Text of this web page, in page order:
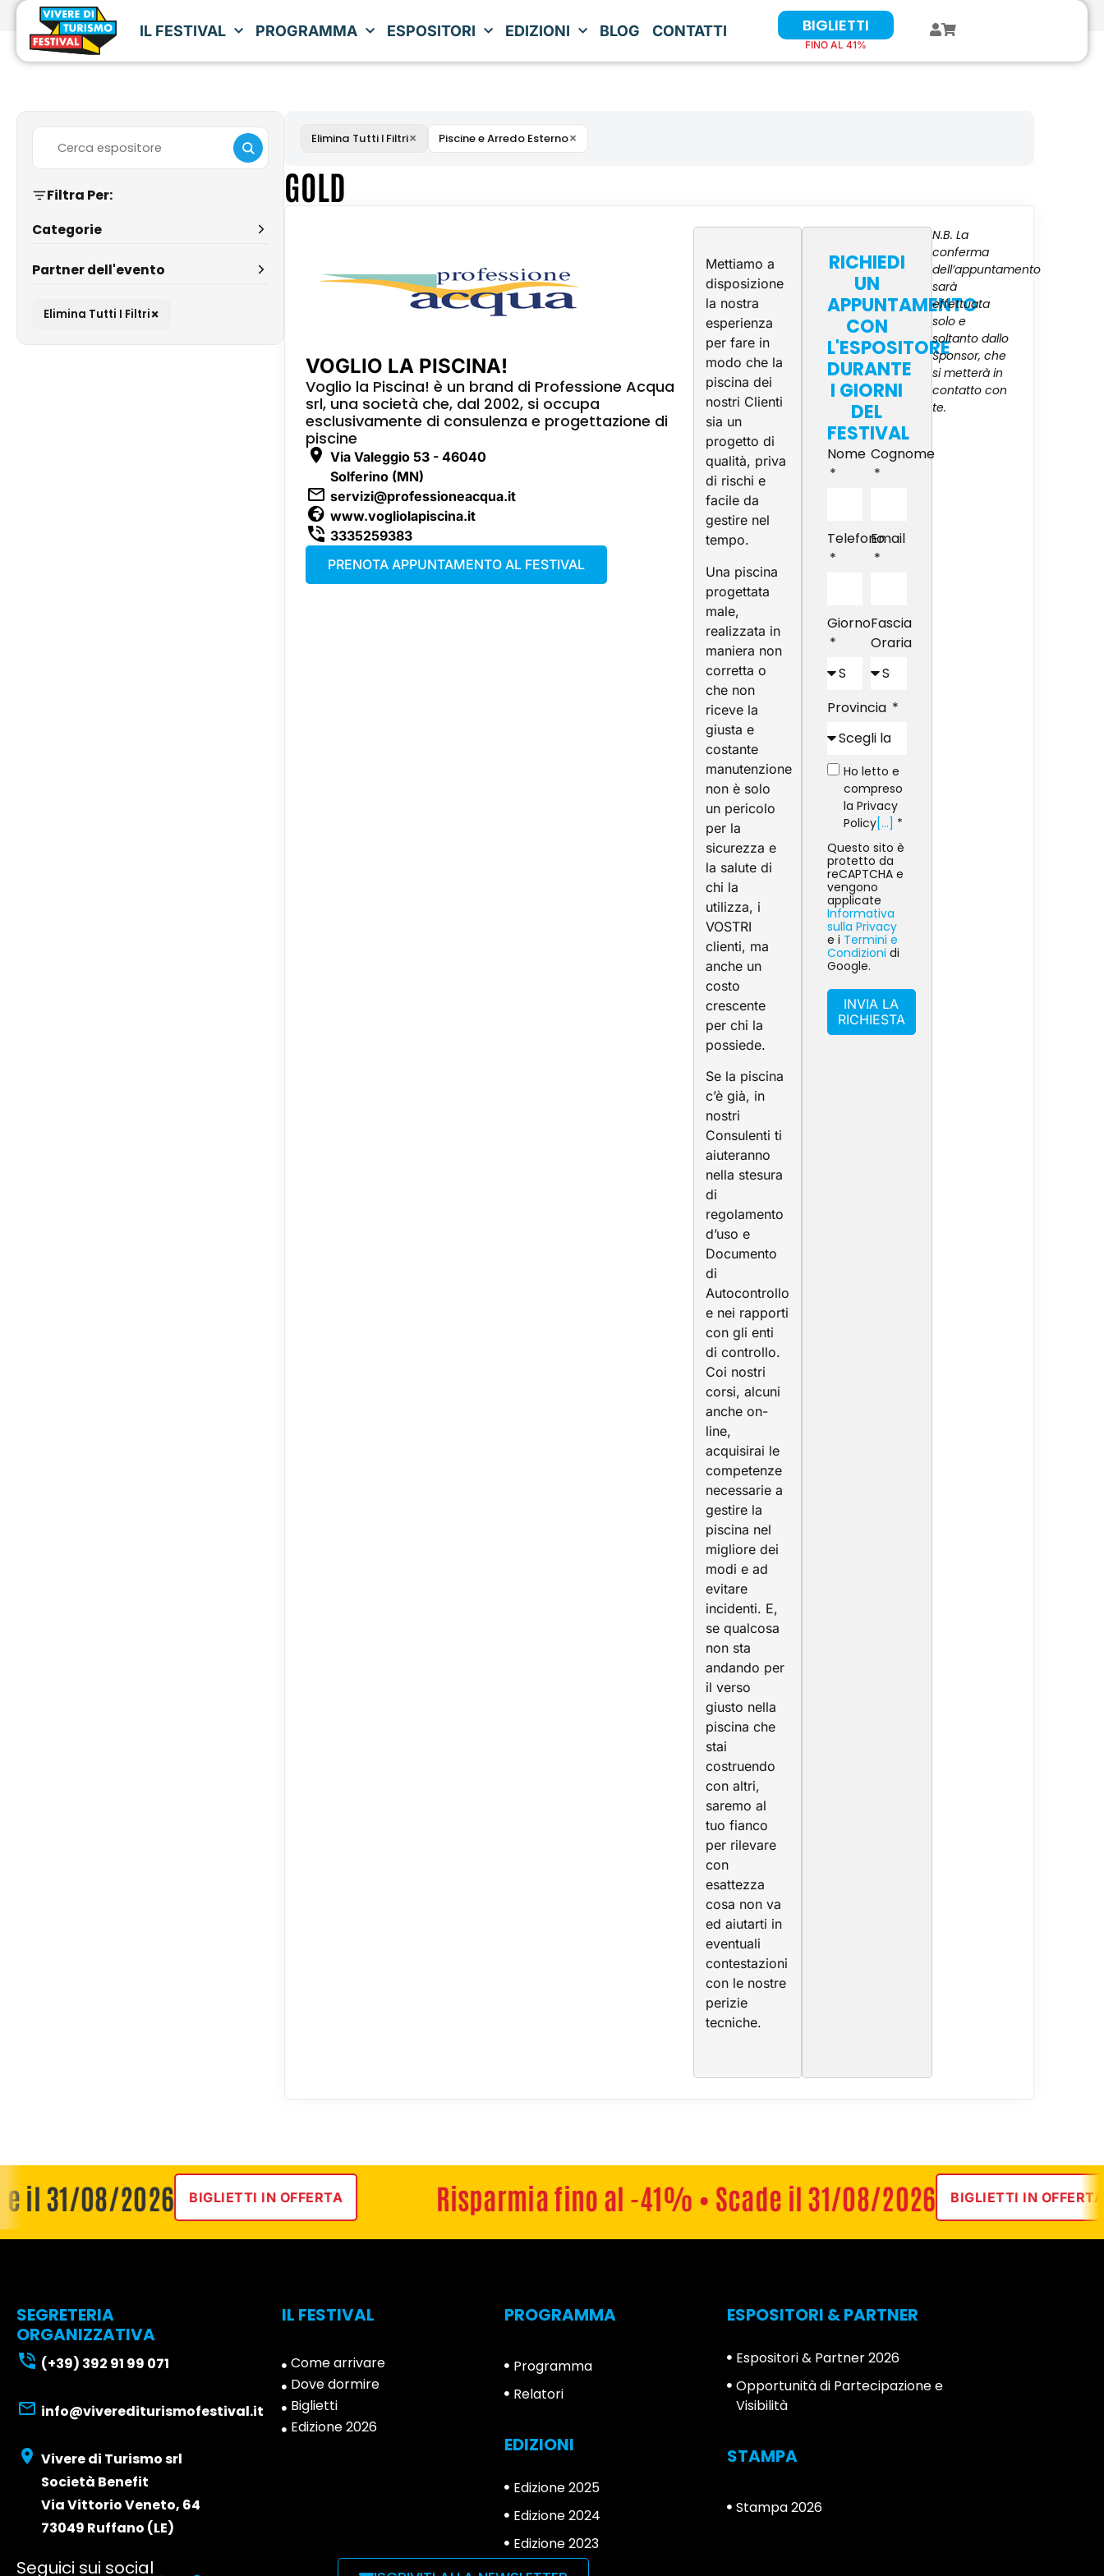
IL FESTIVAL PROGRAMMA ESPOSITORI EDIZIONI BLOG CONTATTI BIGLIETTI
FINO AL 41%
Filtra Per:
Categorie
Partner dell'evento
Elimina Tutti I Filtri×
Elimina Tutti I Filtri× Piscine e Arredo Esterno×
GOLD
VOGLIO LA PISCINA!
Voglio la Piscina! è un brand di Professione Acqua
srl, una società che, dal 2002, si occupa
esclusivamente di consulenza e progettazione di
piscine
Via Valeggio 53 - 46040
Solferino (MN)
servizi@professioneacqua.it
www.vogliolapiscina.it
3335259383
PRENOTA APPUNTAMENTO AL FESTIVAL
Mettiamo a
disposizione
la nostra
esperienza
per fare in
modo che la
piscina dei
nostri Clienti
sia un
progetto di
qualità, priva
di rischi e
facile da
gestire nel
tempo.
Una piscina
progettata
male,
realizzata in
maniera non
corretta o
che non
riceve la
giusta e
costante
manutenzione
non è solo
un pericolo
per la
sicurezza e
la salute di
chi la
utilizza, i
VOSTRI
clienti, ma
anche un
costo
crescente
per chi la
possiede.
Se la piscina
c’è già, in
nostri
Consulenti ti
aiuteranno
nella stesura
di
regolamento
d’uso e
Documento
di
Autocontrollo
e nei rapporti
con gli enti
di controllo.
Coi nostri
corsi, alcuni
anche on-
line,
acquisirai le
competenze
necessarie a
gestire la
piscina nel
migliore dei
modi e ad
evitare
incidenti. E,
se qualcosa
non sta
andando per
il verso
giusto nella
piscina che
stai
costruendo
con altri,
saremo al
tuo fianco
per rilevare
con
esattezza
cosa non va
ed aiutarti in
eventuali
contestazioni
con le nostre
perizie
tecniche.
RICHIEDI
UN
APPUNTAMENTO
CON
L'ESPOSITORE
DURANTE
I GIORNI
DEL
FESTIVAL
Nome Cognome
TelefonoEmail
GiornoFascia
Oraria
Provincia
Ho letto e
compreso
la Privacy
Policy[...] *
Questo sito è
protetto da
reCAPTCHA e
vengono
applicate
Informativa
sulla Privacy
e i Termini e
Condizioni di
Google.
INVIA LA
RICHIESTA
N.B. La
conferma
dell’appuntamento
sarà
effettuata
solo e
soltanto dallo
Sponsor, che
si metterà in
contatto con
te.
08/2026 BIGLIETTI IN OFFERTA Risparmia fino al -41% • Scade il 31/08/2026 BIGLIETTI IN OFFERTA
SEGRETERIA
ORGANIZZATIVA
(+39) 392 91 99 071
info@viverediturismofestival.it
Vivere di Turismo srl
Società Benefit
Via Vittorio Veneto, 64
73049 Ruffano (LE)
IL FESTIVAL
Come arrivare
Dove dormire
Biglietti
Edizione 2026
PROGRAMMA
Programma
Relatori
EDIZIONI
Edizione 2025
Edizione 2024
Edizione 2023
ESPOSITORI & PARTNER
Espositori & Partner 2026
Opportunità di Partecipazione e
Visibilità
STAMPA
Stampa 2026
Seguici sui social